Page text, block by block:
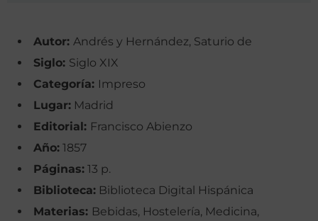
Autor: Andrés y Hernández, Saturio de
Siglo: Siglo XIX
Categoría: Impreso
Lugar: Madrid
Editorial: Francisco Abienzo
Año: 1857
Páginas: 13 p.
Biblioteca: Biblioteca Digital Hispánica
Materias: Bebidas, Hostelería, Medicina,